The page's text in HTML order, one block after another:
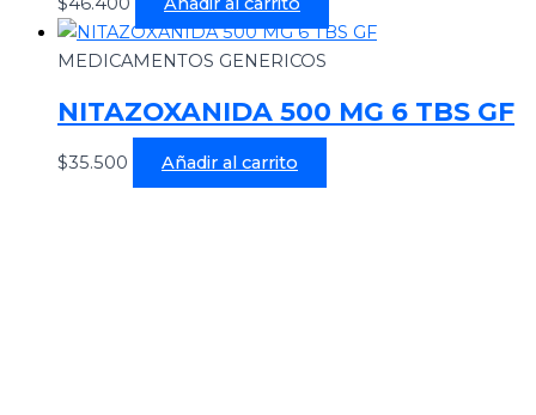
MEDICAMENTOS GENERICOS
NITAZOXANIDA 500 MG 6 TBS GF
$35.500 Añadir al carrito